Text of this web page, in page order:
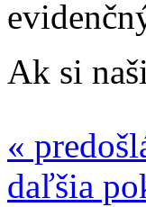
Ak si
«
daľšia